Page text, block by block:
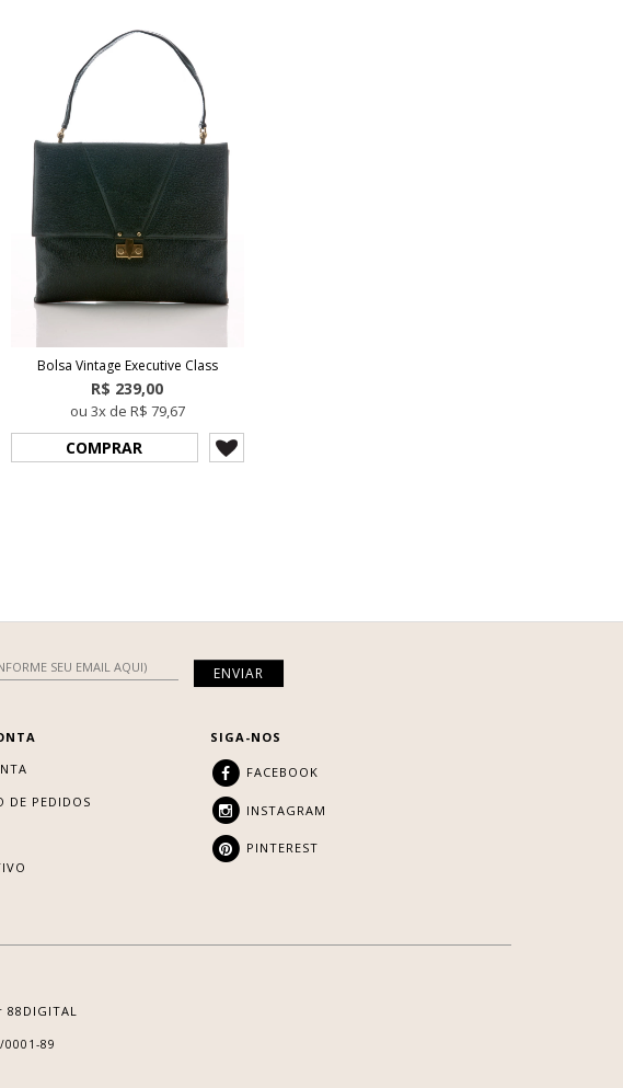
Bolsa Vintage Executive Class
R$ 239,00
ou 3x de R$ 79,67
COMPRAR
DE PEDIDOS
SIGA-NOS
FACEBOOK
INSTAGRAM
PINTEREST
88DIGITAL
0001-89